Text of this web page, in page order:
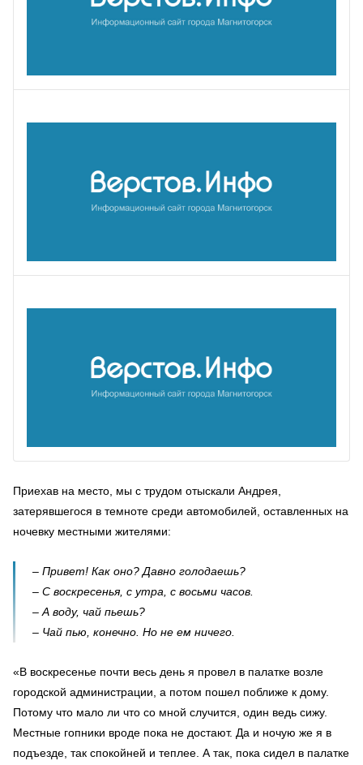
Приехав на место, мы с трудом отыскали Андрея,
затерявшегося в темноте среди автомобилей, оставленных на
ночевку местными жителями:
– Привет! Как оно? Давно голодаешь?
– С воскресенья, с утра, с восьми часов.
– А воду, чай пьешь?
– Чай пью, конечно. Но не ем ничего.
«В воскресенье почти весь день я провел в палатке возле
городской администрации, а потом пошел поближе к дому.
Потому что мало ли что со мной случится, один ведь сижу.
Местные гопники вроде пока не достают. Да и ночую же я в
подъезде, так спокойней и теплее. А так, пока сидел в палатке